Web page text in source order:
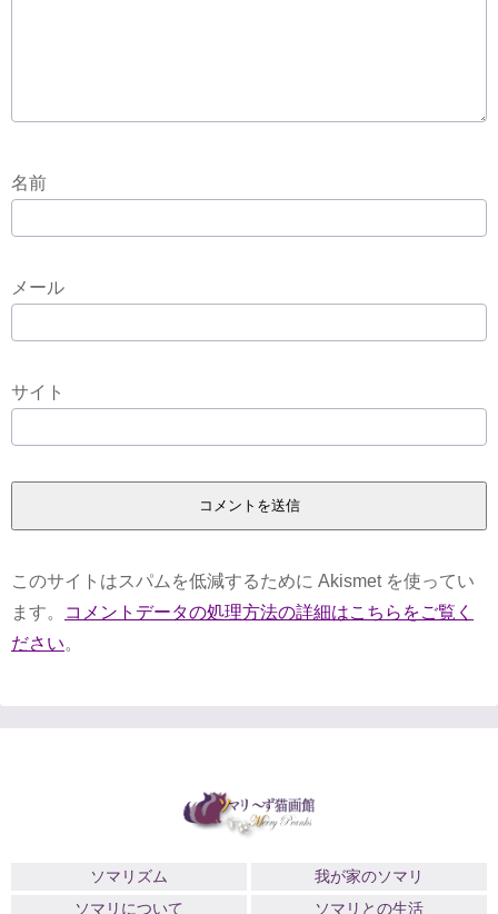
名前
メール
サイト
このサイトはスパムを低減するために Akismet を使ってい
ます。
コメントデータの処理方法の詳細はこちらをご覧く
ださい。
ソマリズム
我が家のソマリ
ソマリについて
ソマリとの生活